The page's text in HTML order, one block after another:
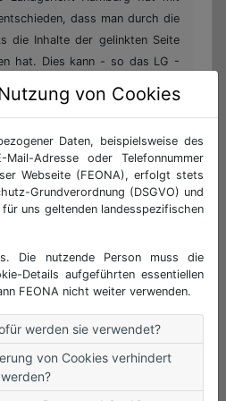
dass man durch die
die Inhalte der gelinkten Seite
hat. Dies kann - so das LG -
Inhalten distanziert: Die Website
provider) nach § 5 Abs. 1 des
22.07.1997 (TDG) für die
zur Nutzung bereithält, nach
verantwortlich. Von diesen
("Links") auf die von
Inhalte zu
fremden Inhalte ist sie nur dann
von Ihnen (d. h. auch von einem
Inhalt) positive Kenntnis
möglich und zumutbar ist,
(§ 5 Abs. 2 TDG). Bei
allerdings stets um "lebende"
von Cookies
Daten, beispielsweise des
Adresse oder Telefonnummer
Webseite (FEONA), erfolgt stets
Grundverordnung (DSGVO) und
uns geltenden landesspezifischen
Die nutzende Person muss die
Details aufgeführten essentiellen
FEONA nicht weiter verwenden.
werden sie verwendet?
von Cookies verhindert
werden?